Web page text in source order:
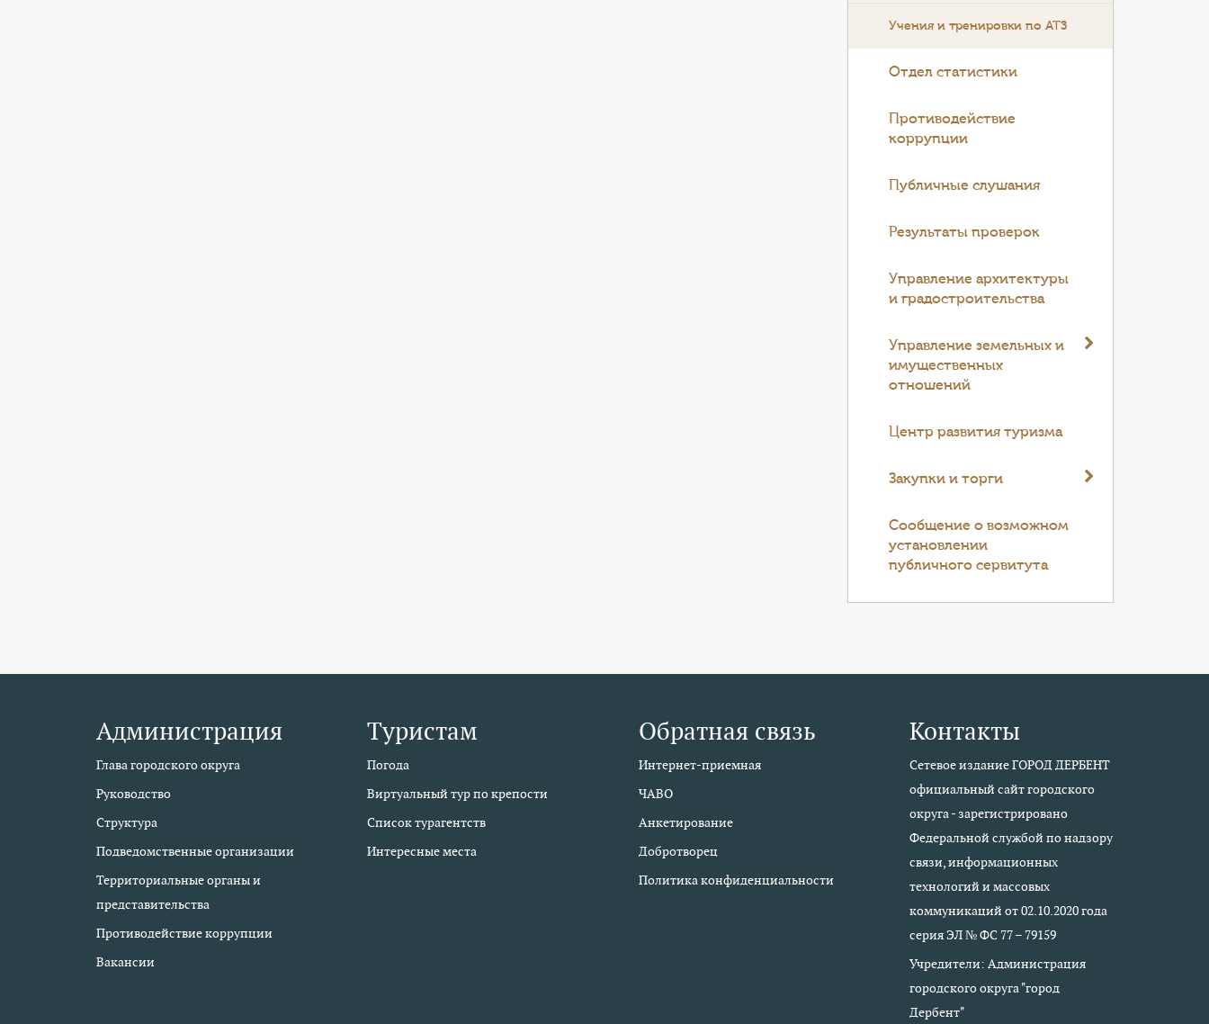
Учения и тренировки по АТЗ
Отдел статистики
Противодействие
коррупции
Публичные слушания
Результаты проверок
Управление архитектуры
и градостроительства
Управление земельных и
имущественных
отношений
Центр развития туризма
Закупки и торги
Cообщение о возможном
установлении
публичного сервитута
Администрация
Глава городского округа
Руководство
Структура
Подведомственные организации
Территориальные органы и
представительства
Противодействие коррупции
Вакансии
Туристам
Погода
Виртуальный тур по крепости
Список турагентств
Интересные места
Обратная связь
Интернет-приемная
ЧАВО
Анкетирование
Добротворец
Политика конфиденциальности
Контакты
Сетевое издание ГОРОД ДЕРБЕНТ
официальный сайт городского
округа - зарегистрировано
Федеральной службой по надзору
связи, информационных
технологий и массовых
коммуникаций от 02.10.2020 года
серия ЭЛ № ФС 77 – 79159
Учредители: Администрация
городского округа "город
Дербент"